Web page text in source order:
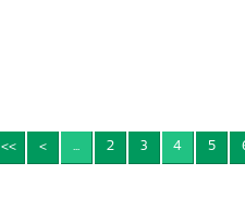
<< < ... 2 3 4 5